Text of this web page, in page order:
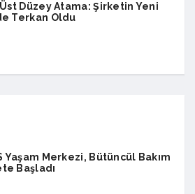
Düzey Atama: Şirketin Yeni
Terkan Oldu
Yaşam Merkezi, Bütüncül Bakım
Başladı